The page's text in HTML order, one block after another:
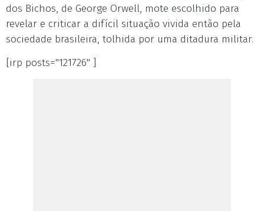
dos Bichos, de George Orwell, mote escolhido para
revelar e criticar a difícil situação vivida então pela
sociedade brasileira, tolhida por uma ditadura militar.
[irp posts="121726" ]